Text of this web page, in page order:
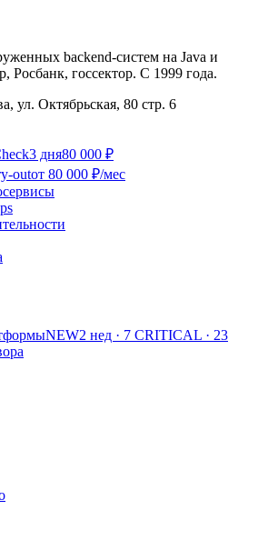
backend-систем на Java и
госсектор. С 1999 года.
ул. Октябрьская, 80 стр. 6
3 дня80 000 ₽
outот 80 000 ₽/мес
NEW2 нед · 7 CRITICAL · 23